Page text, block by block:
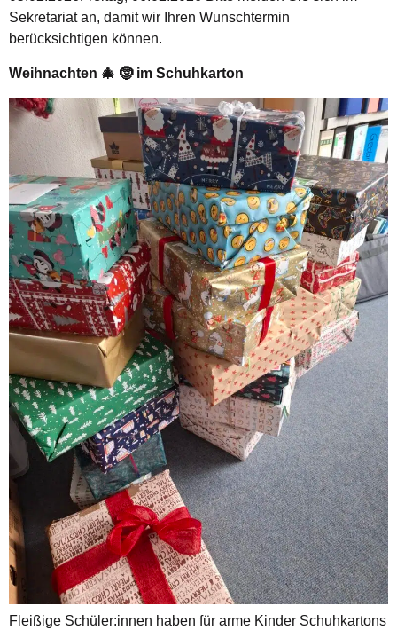
Sekretariat an, damit wir Ihren Wunschtermin
berücksichtigen können.
Weihnachten 🎄 🤶 im Schuhkarton
Fleißige Schüler:innen haben für arme Kinder Schuhkartons